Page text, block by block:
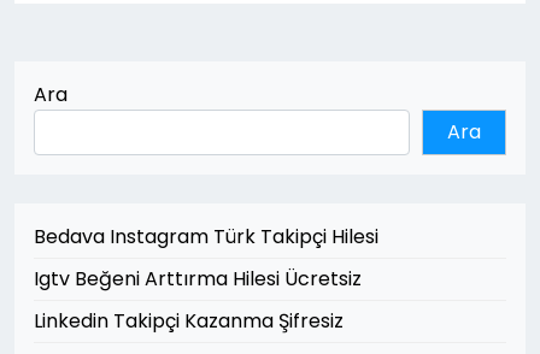
Ara
Ara
Bedava Instagram Türk Takipçi Hilesi
Igtv Beğeni Arttırma Hilesi Ücretsiz
Linkedin Takipçi Kazanma Şifresiz